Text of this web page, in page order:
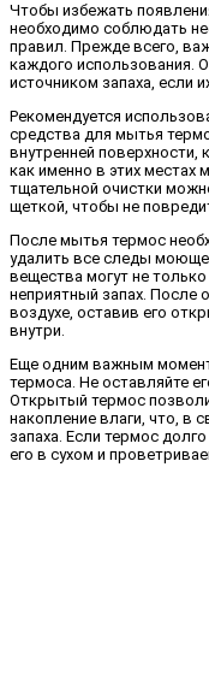
Чтобы избежать
необходимо соблюдать
правил. Прежде всего,
каждого использования.
источником запаха, если
Рекомендуется
средства для мытья
внутренней
как именно в этих местах
тщательной очистки
щеткой, чтобы не
После мытья термос
удалить все следы
вещества могут не
неприятный запах. После
воздухе, оставив его
внутри.
Еще одним важным
термоса. Не оставляйте
Открытый термос
накопление влаги, что, в
запаха. Если термос
его в сухом и